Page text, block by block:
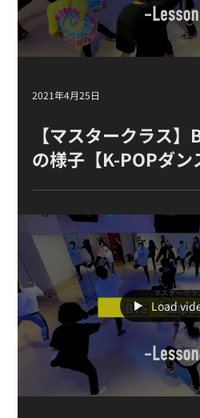
2021年4月25日
【マスタークラス
の様子【K-POPダン
Load